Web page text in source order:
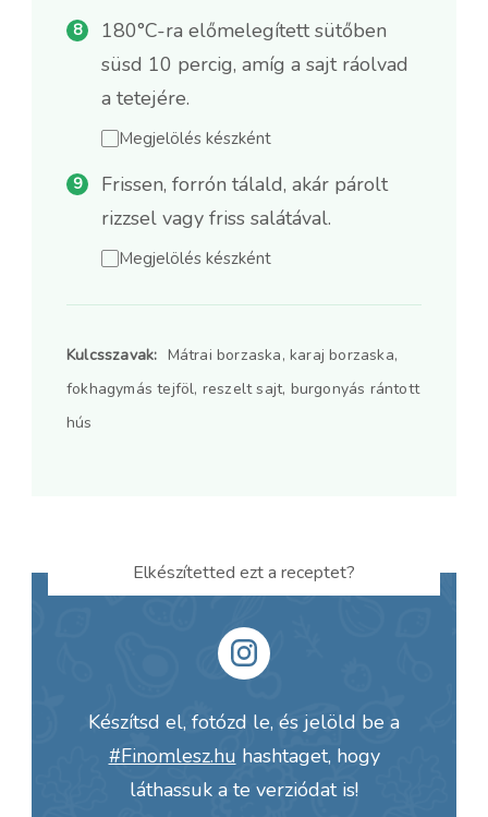
180°C-ra előmelegített sütőben
süsd 10 percig, amíg a sajt ráolvad
a tetejére.
Megjelölés készként
Frissen, forrón tálald, akár párolt
rizzsel vagy friss salátával.
Megjelölés készként
Kulcsszavak: Mátrai borzaska, karaj borzaska,
fokhagymás tejföl, reszelt sajt, burgonyás rántott
hús
Elkészítetted ezt a receptet?
Készítsd el, fotózd le, és jelöld be a
#Finomlesz.hu hashtaget, hogy
láthassuk a te verziódat is!